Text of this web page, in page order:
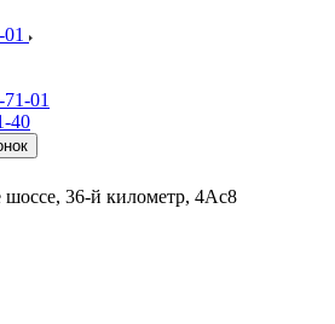
01
40
36-й километр, 4Ас8